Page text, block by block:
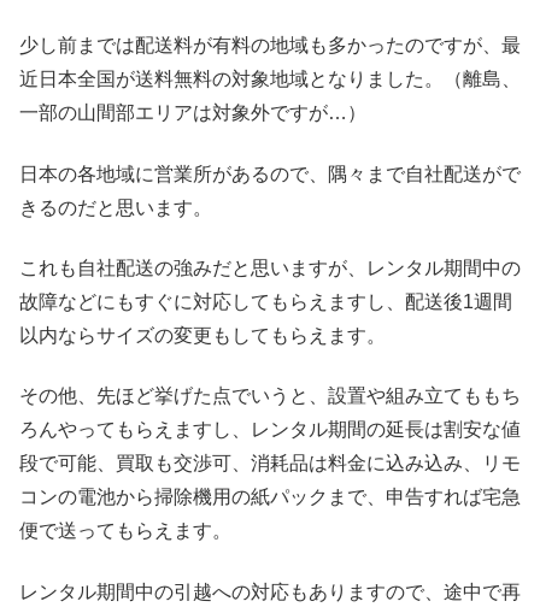
少し前までは配送料が有料の地域も多かったのですが、最
近日本全国が送料無料の対象地域となりました。（離島、
一部の山間部エリアは対象外ですが…）
日本の各地域に営業所があるので、隅々まで自社配送がで
きるのだと思います。
これも自社配送の強みだと思いますが、レンタル期間中の
故障などにもすぐに対応してもらえますし、配送後1週間
以内ならサイズの変更もしてもらえます。
その他、先ほど挙げた点でいうと、設置や組み立てももち
ろんやってもらえますし、レンタル期間の延長は割安な値
段で可能、買取も交渉可、消耗品は料金に込み込み、リモ
コンの電池から掃除機用の紙パックまで、申告すれば宅急
便で送ってもらえます。
レンタル期間中の引越への対応もありますので、途中で再